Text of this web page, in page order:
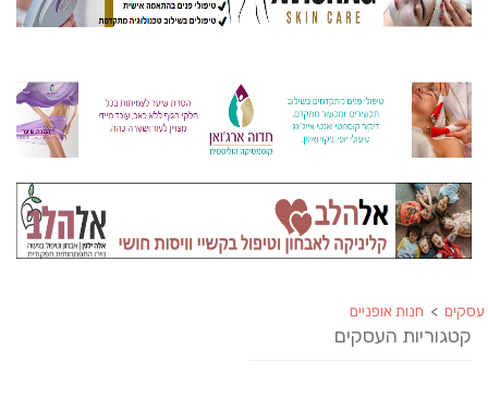
עסקים > חנות אופניים
קטגוריות העסקים